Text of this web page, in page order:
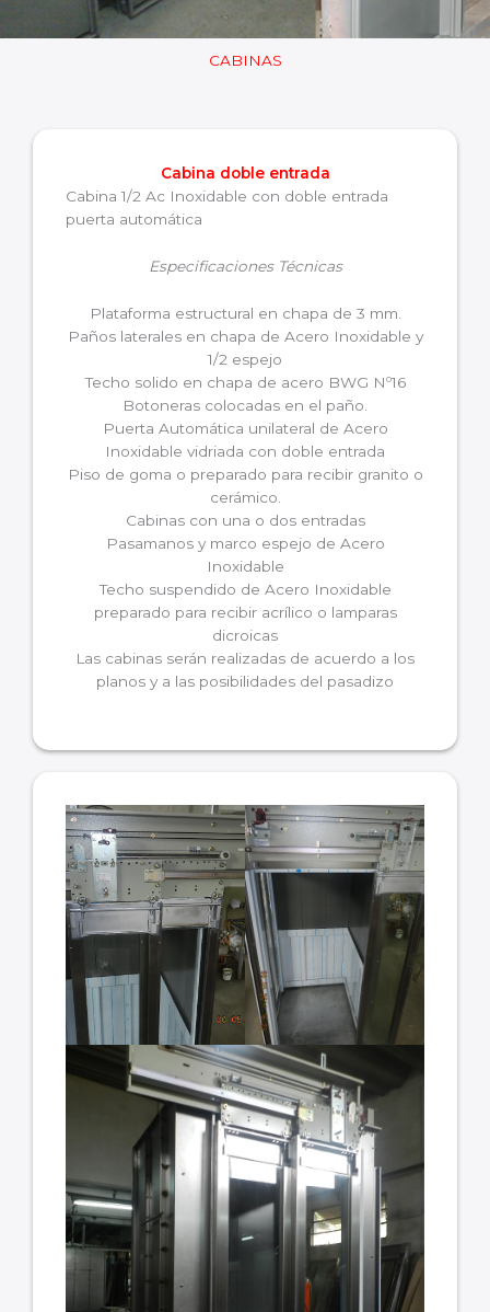
CABINAS
Cabina doble entrada
Cabina 1/2 Ac Inoxidable con doble entrada
puerta automática
Especificaciones Técnicas
Plataforma estructural en chapa de 3 mm.
Paños laterales en chapa de Acero Inoxidable y
1/2 espejo
Techo solido en chapa de acero BWG Nº16
Botoneras colocadas en el paño.
Puerta Automática unilateral de Acero
Inoxidable vidriada con doble entrada
Piso de goma o preparado para recibir granito o
cerámico.
Cabinas con una o dos entradas
Pasamanos y marco espejo de Acero
Inoxidable
Techo suspendido de Acero Inoxidable
preparado para recibir acrílico o lamparas
dicroicas
Las cabinas serán realizadas de acuerdo a los
planos y a las posibilidades del pasadizo